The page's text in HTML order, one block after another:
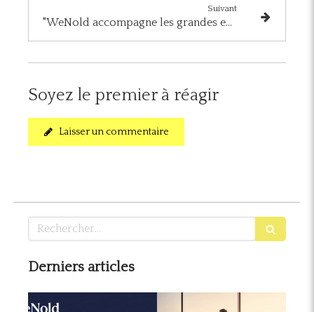
Suivant
"WeNold accompagne les grandes entreprises dans la valorisation de leurs cadres expérimentés de + de 45 ans"
Soyez le premier à réagir
Laisser un commentaire
Rechercher
Derniers articles